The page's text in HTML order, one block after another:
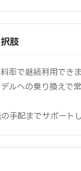
肢
率で継続利用できま
ルへの乗り換えで
手配までサポートし